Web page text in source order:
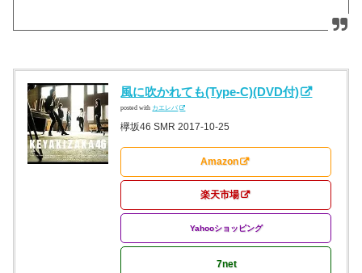
風に吹かれても(Type-C)(DVD付)
posted with カエレバ
欅坂46 SMR 2017-10-25
Amazon
楽天市場
Yahooショッピング
7net